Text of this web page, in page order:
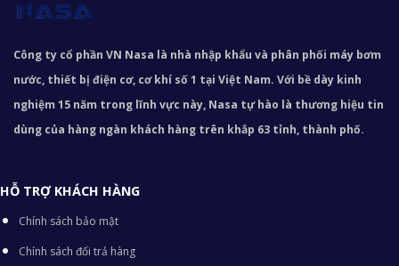
Công ty cổ phần VN Nasa là nhà nhập khẩu và phân phối máy bơm
nước, thiết bị điện cơ, cơ khí số 1 tại Việt Nam. Với bề dày kinh
nghiệm 15 năm trong lĩnh vực này, Nasa tự hào là thương hiệu tin
dùng của hàng ngàn khách hàng trên khắp 63 tỉnh, thành phố.
HỖ TRỢ KHÁCH HÀNG
Chính sách bảo mật
Chính sách đổi trả hàng